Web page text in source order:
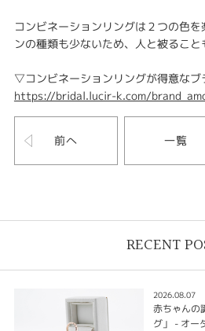
コンビネーションリングは２つの色
ンの種類も少ないため、人と被ること
▽コンビネーションリングが得意なブ
https://bridal.lucir-k.com/
前へ 一覧
RECENT
2026.08.07
赤ちゃんの
グ」 - オー